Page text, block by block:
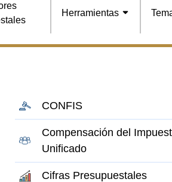
Herramientas
CONFIS
Compensación del
Unificado
Cifras Presupuestales